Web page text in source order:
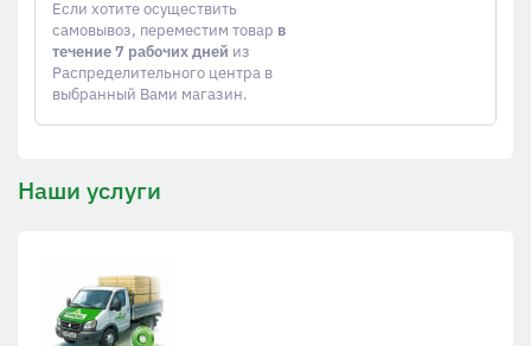
Если хотите осуществить
самовывоз, переместим товар в
течение 7 рабочих дней из
Распределительного центра в
выбранный Вами магазин.
Наши услуги